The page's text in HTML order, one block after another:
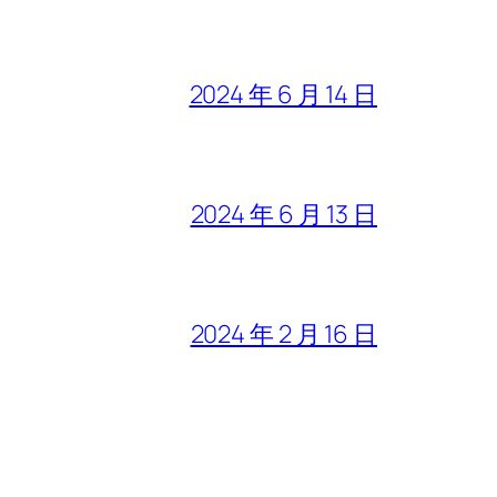
2024 年 6 月 14 日
2024 年 6 月 13 日
2024 年 2 月 16 日